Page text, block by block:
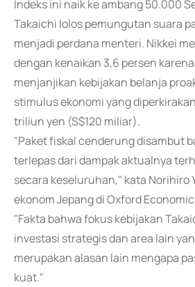
Indeks ini naik ke ambang 50.000
Takaichi lolos pemungutan suara
menjadi perdana menteri. Nikkei
dengan kenaikan 3,6 persen
menjanjikan kebijakan belanja
stimulus ekonomi yang
triliun yen (S$120 miliar).
"Paket fiskal cenderung disambut
terlepas dari dampak aktualnya
secara keseluruhan," kata Norihiro
ekonom Jepang di Oxford
"Fakta bahwa fokus kebijakan
investasi strategis dan area lain
merupakan alasan lain mengapa
kuat."